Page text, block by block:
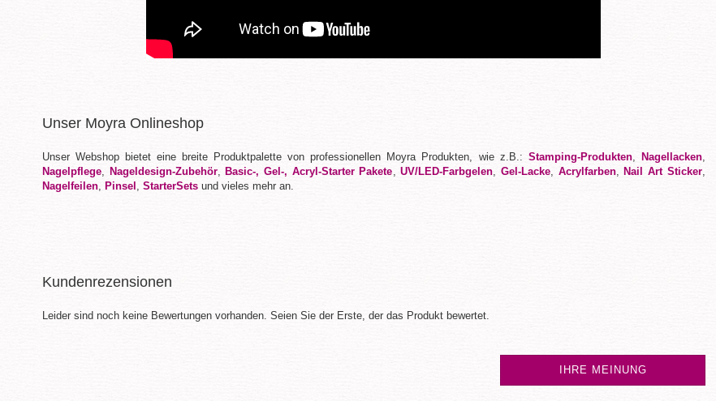
Unser Moyra Onlineshop
Unser Webshop bietet eine breite Produktpalette von professionellen Moyra Produkten, wie z.B.: Stamping-Produkten, Nagellacken,
Nagelpflege, Nageldesign-Zubehör, Basic-, Gel-, Acryl-Starter Pakete,UV/LED-Farbgelen, Gel-Lacke, Acrylfarben, Nail Art Sticker,
Nagelfeilen, Pinsel , StarterSets und vieles mehr an.
Kundenrezensionen
Leider sind noch keine Bewertungen vorhanden. Seien Sie der Erste, der das Produkt bewertet.
IHRE MEINUNG